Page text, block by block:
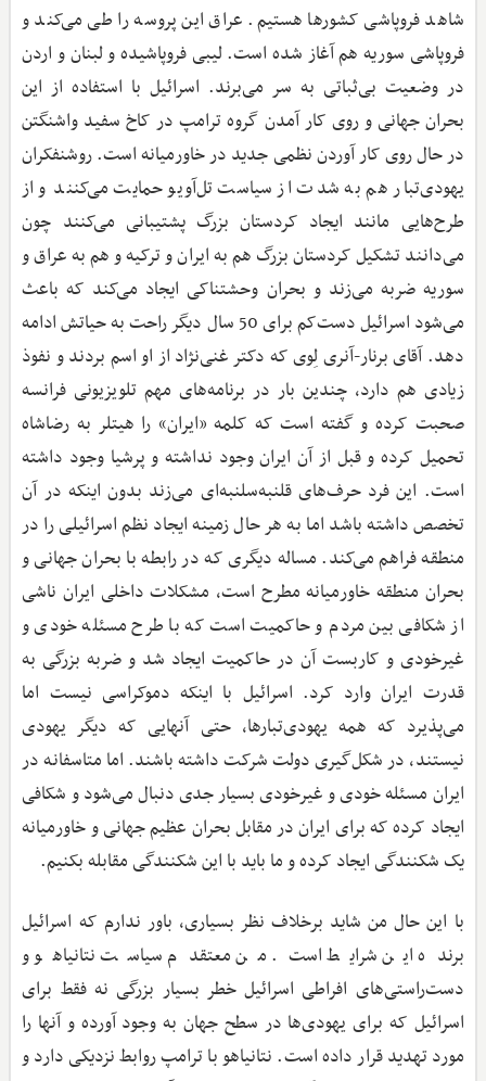
شاهد فروپاشی کشورها هستیم. عراق این پروسه را طی می‌کند و
فروپاشی سوریه هم آغاز شده است. لیبی فروپاشیده و لبنان و اردن
در وضعیت بی‌ثباتی به سر می‌برند. اسرائیل با استفاده از این
بحران جهانی و روی کار آمدن گروه ترامپ در کاخ سفید واشنگتن
در حال روی کار آوردن نظمی جدید در خاورمیانه است. روشنفکران
یهودی‌تبار هم به شدت از سیاست تل‌آویو حمایت می‌کنند و از
طرح‌هایی مانند ایجاد کردستان بزرگ پشتیبانی می‌کنند چون
می‌دانند تشکیل کردستان بزرگ هم به ایران و ترکیه و هم به عراق و
سوریه ضربه می‌زند و بحران وحشتناکی ایجاد می‌کند که باعث
می‌شود اسرائیل دست‌کم برای 50 سال دیگر راحت به حیاتش ادامه
دهد. آقای برنار-آنری لِوی که دکتر غنی‌نژاد از او اسم بردند و نفوذ
زیادی هم دارد، چندین بار در برنامه‌های مهم تلویزیونی فرانسه
صحبت کرده و گفته است که کلمه‌ «ایران» را هیتلر به رضاشاه
تحمیل کرده و قبل از آن ایران وجود نداشته و پرشیا وجود داشته
است. این فرد حرف‌های قلنبه‌سلنبه‌ای می‌زند بدون اینکه در آن
تخصص داشته باشد اما به هر حال زمینه ایجاد نظم اسرائیلی را در
منطقه فراهم می‌کند. مساله‌ دیگری که در رابطه با بحران جهانی و
بحران منطقه خاورمیانه مطرح است، مشکلات داخلی ایران ناشی
از شکافی بین مردم و حاکمیت است که با طرح مسئله خودی و
غیرخودی و کاربست آن در حاکمیت ایجاد شد و ضربه بزرگی به
قدرت ایران وارد کرد. اسرائیل با اینکه دموکراسی نیست اما
می‌پذیرد که همه یهودی‌تبارها، حتی آنهایی که دیگر یهودی
نیستند، در شکل‌گیری دولت شرکت داشته باشند. اما متاسفانه در
ایران مسئله خودی و غیرخودی بسیار جدی دنبال می‌شود و شکافی
ایجاد کرده که برای ایران در مقابل بحران عظیم جهانی و خاورمیانه
یک شکنندگی‌ ایجاد کرده و ما باید با این شکنندگی مقابله بکنیم.
با این حال من شاید برخلاف نظر بسیاری، باور ندارم که اسرائیل
برنده این شرایط است. من معتقدم سیاست نتانیاهو و
دست‌راستی‌های افراطی اسرائیل خطر بسیار بزرگی نه فقط برای
اسرائیل که برای یهودی‌ها در سطح جهان به وجود آورده و آنها را
مورد تهدید قرار داده است. نتانیاهو با ترامپ روابط نزدیکی دارد و